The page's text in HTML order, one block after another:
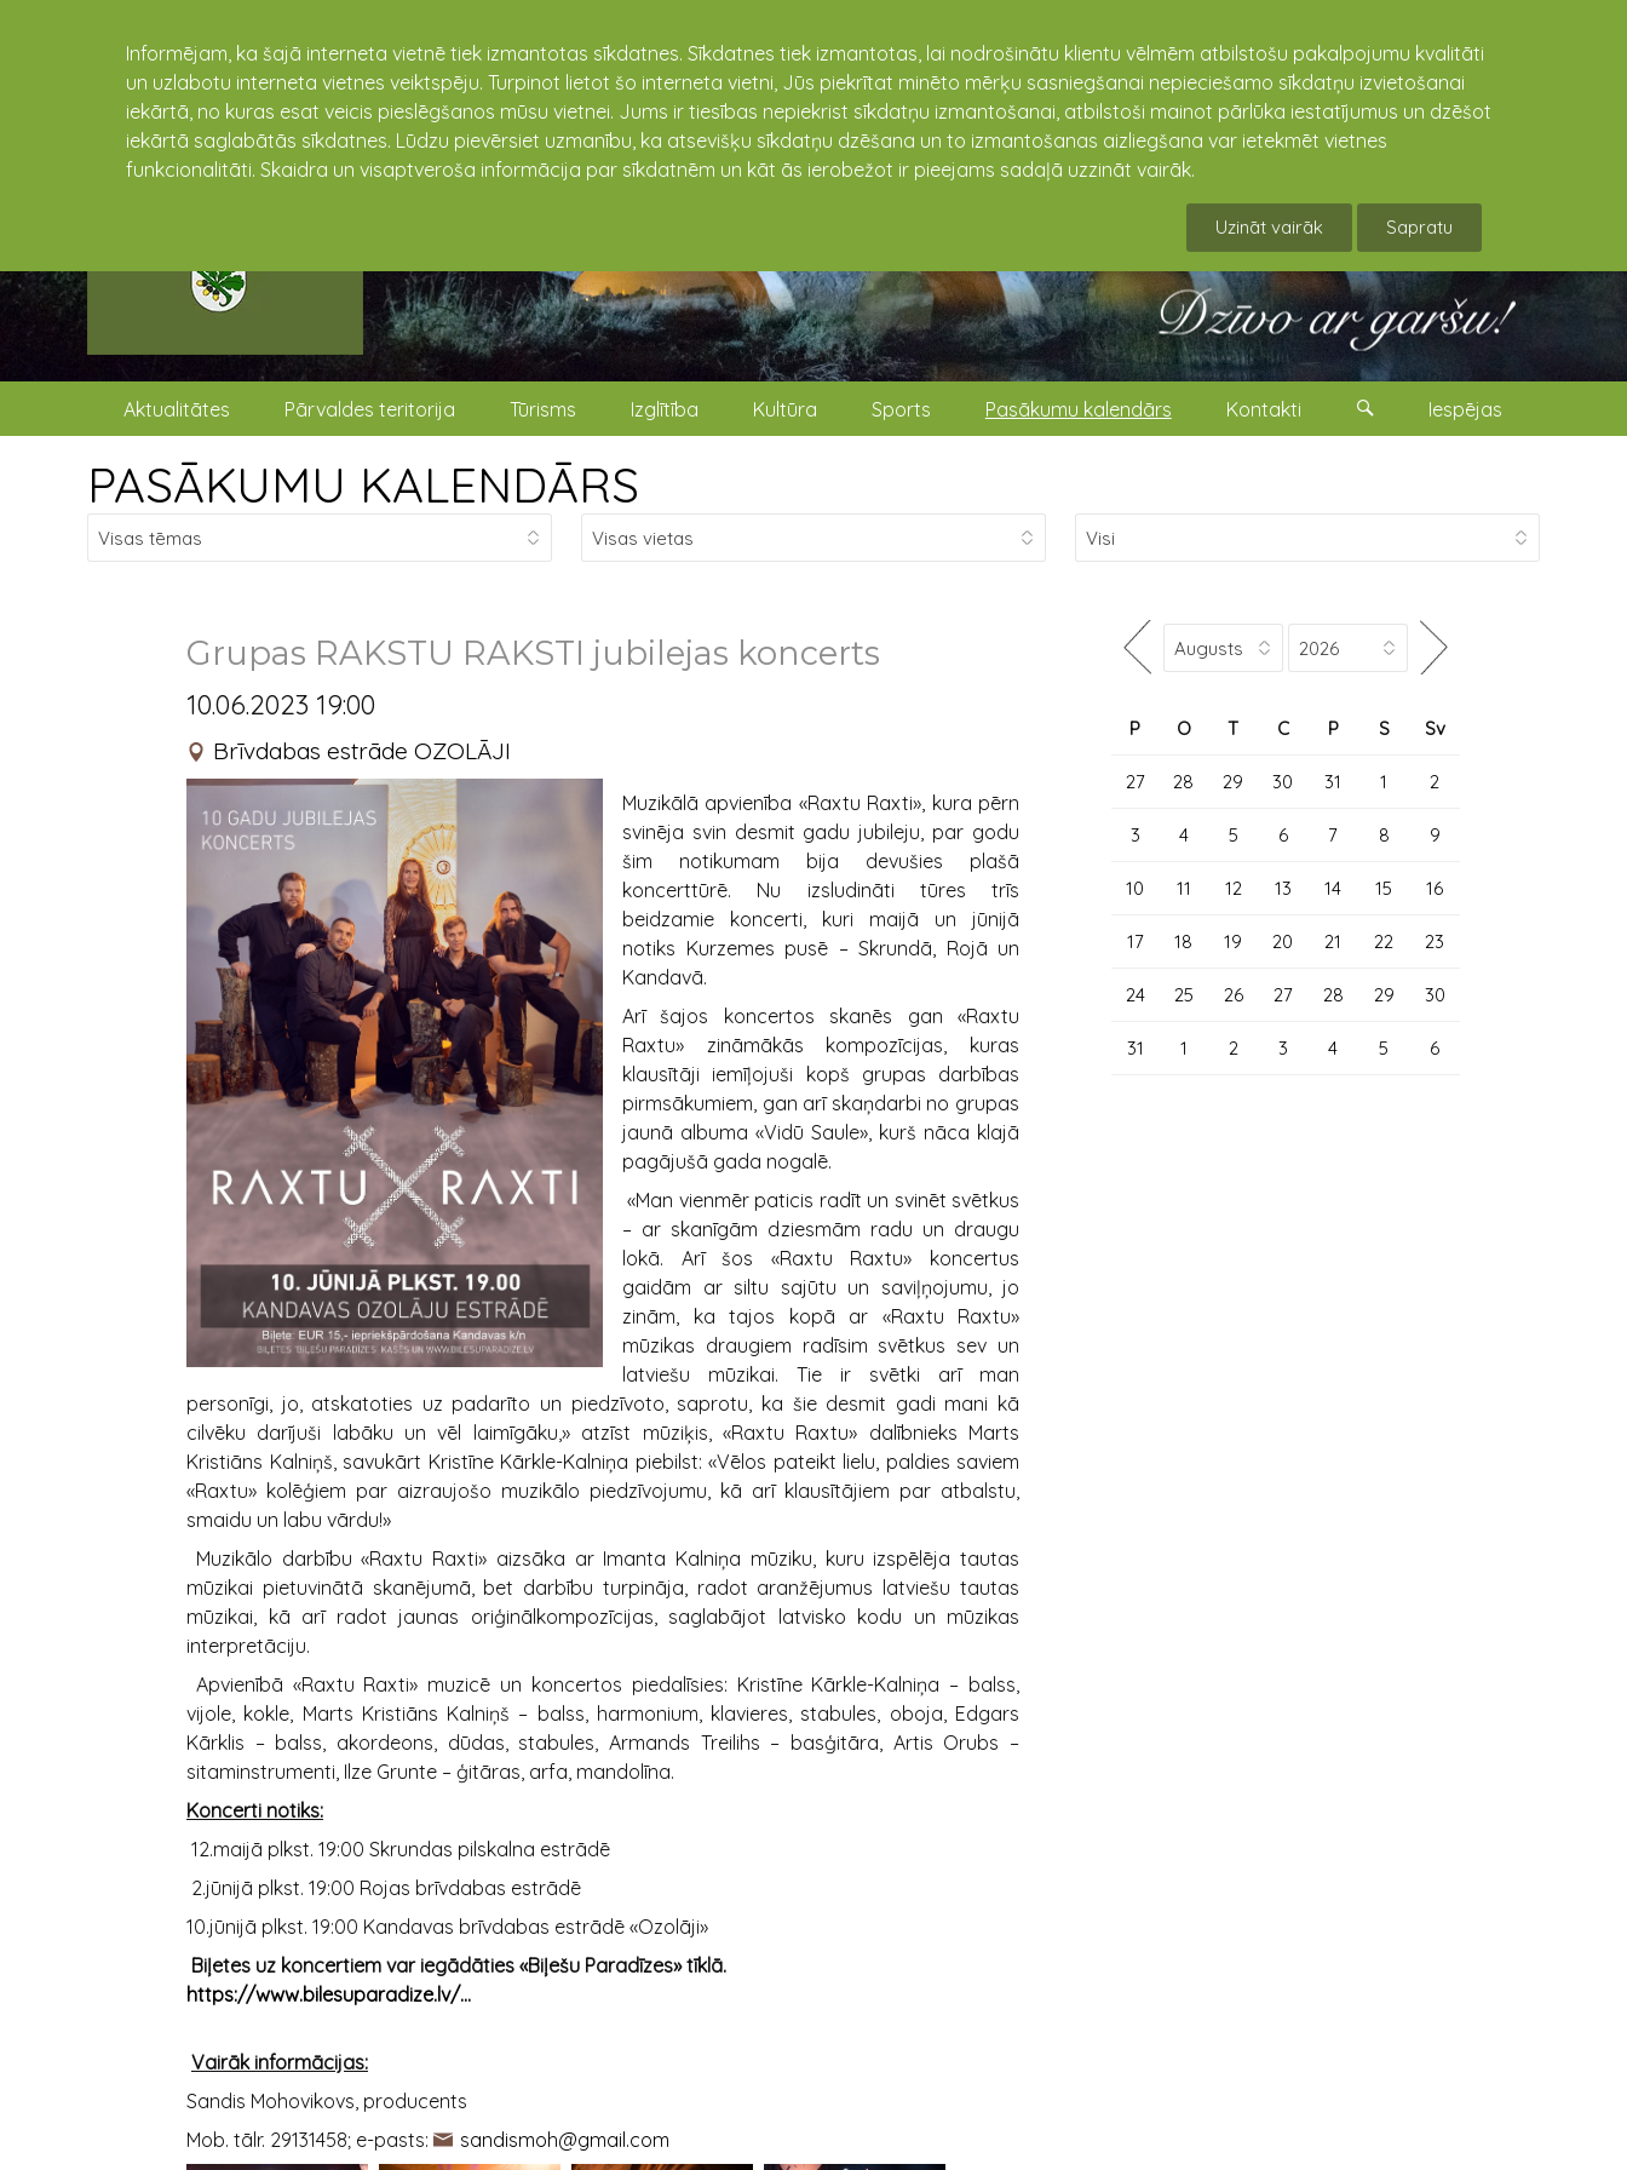
Informējam, ka šajā interneta vietnē tiek izmantotas sīkdatnes. Sīkdatnes tiek izmantotas, lai nodrošinātu klientu vēlmēm atbilstošu pakalpojumu kvalitāti
un uzlabotu interneta vietnes veiktspēju. Turpinot lietot šo interneta vietni, Jūs piekrītat minēto mērķu sasniegšanai nepieciešamo sīkdatņu izvietošanai
iekārtā, no kuras esat veicis pieslēgšanos mūsu vietnei. Jums ir tiesības nepiekrist sīkdatņu izmantošanai, atbilstoši mainot pārlūka iestatījumus un dzēšot
iekārtā saglabātās sīkdatnes. Lūdzu pievērsiet uzmanību, ka atsevišķu sīkdatņu dzēšana un to izmantošanas aizliegšana var ietekmēt vietnes
funkcionalitāti. Skaidra un visaptveroša informācija par sīkdatnēm un kāt ās ierobežot ir pieejams sadaļā uzzināt vairāk.
Uzināt vairāk Sapratu
Aktualitātes Pārvaldes teritorija Tūrisms Izglītība Kultūra Sports Pasākumu kalendārs Kontakti Iespējas
PASĀKUMU KALENDĀRS
Grupas RAKSTU RAKSTI jubilejas koncerts
10.06.2023 19:00
Brīvdabas estrāde OZOLĀJI
Muzikālā apvienība «Raxtu Raxti», kura pērn
svinēja svin desmit gadu jubileju, par godu
šim notikumam bija devušies plašā
koncerttūrē. Nu izsludināti tūres trīs
beidzamie koncerti, kuri maijā un jūnijā
notiks Kurzemes pusē – Skrundā, Rojā un
Kandavā.
Arī šajos koncertos skanēs gan «Raxtu
Raxtu» zināmākās kompozīcijas, kuras
klausītāji iemīļojuši kopš grupas darbības
pirmsākumiem, gan arī skaņdarbi no grupas
jaunā albuma «Vidū Saule», kurš nāca klajā
pagājušā gada nogalē.
«Man vienmēr paticis radīt un svinēt svētkus
– ar skanīgām dziesmām radu un draugu
lokā. Arī šos «Raxtu Raxtu» koncertus
gaidām ar siltu sajūtu un saviļņojumu, jo
zinām, ka tajos kopā ar «Raxtu Raxtu»
mūzikas draugiem radīsim svētkus sev un
latviešu mūzikai. Tie ir svētki arī man
personīgi, jo, atskatoties uz padarīto un piedzīvoto, saprotu, ka šie desmit gadi mani kā
cilvēku darījuši labāku un vēl laimīgāku,» atzīst mūziķis, «Raxtu Raxtu» dalībnieks Marts
Kristiāns Kalniņš, savukārt Kristīne Kārkle-Kalniņa piebilst: «Vēlos pateikt lielu, paldies saviem
«Raxtu» kolēģiem par aizraujošo muzikālo piedzīvojumu, kā arī klausītājiem par atbalstu,
smaidu un labu vārdu!»
Muzikālo darbību «Raxtu Raxti» aizsāka ar Imanta Kalniņa mūziku, kuru izspēlēja tautas
mūzikai pietuvinātā skanējumā, bet darbību turpināja, radot aranžējumus latviešu tautas
mūzikai, kā arī radot jaunas oriģinālkompozīcijas, saglabājot latvisko kodu un mūzikas
interpretāciju.
Apvienībā «Raxtu Raxti» muzicē un koncertos piedalīsies: Kristīne Kārkle-Kalniņa – balss,
vijole, kokle, Marts Kristiāns Kalniņš – balss, harmonium, klavieres, stabules, oboja, Edgars
Kārklis – balss, akordeons, dūdas, stabules, Armands Treilihs – basģitāra, Artis Orubs –
sitaminstrumenti, Ilze Grunte – ģitāras, arfa, mandolīna.
Koncerti notiks:
12.maijā plkst. 19:00 Skrundas pilskalna estrādē
2.jūnijā plkst. 19:00 Rojas brīvdabas estrādē
10.jūnijā plkst. 19:00 Kandavas brīvdabas estrādē «Ozolāji»
Biļetes uz koncertiem var iegādāties «Biļešu Paradīzes» tīklā.
https://www.bilesuparadize.lv/...
Vairāk informācijas:
Sandis Mohovikovs, producents
Mob. tālr. 29131458; e-pasts:
sandismoh@gmail.com
P O T C P S Sv
27 28 29 30 31 1 2
3 4 5 6 7 8 9
10 11 12 13 14 15 16
17 18 19 20 21 22 23
24 25 26 27 28 29 30
31 1 2 3 4 5 6